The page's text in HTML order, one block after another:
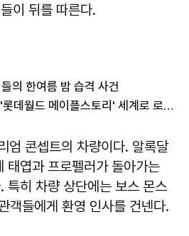
이 뒤를 따른다.
의 한여름 밤 습격 사건
해외 10대들도 홀딱… '롯데월드 메이플스토리' 세계로 로그인
엄 콘셉트의 차량이다. 알록달
태엽과 프로펠러가 돌아가는
특히 차량 상단에는 보스 몬스
객들에게 환영 인사를 건넨다.